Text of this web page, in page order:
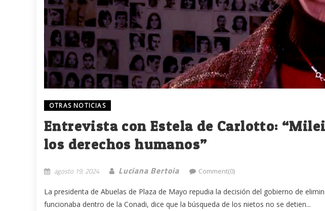
OTRAS NOTICIAS
Entrevista con Estela de Carlotto:
los derechos humanos”
agosto 19, 2024 Luciana Bertoia Comment(0)
La presidenta de Abuelas de Plaza de Mayo repudia la decisión del gobierno de
funcionaba dentro de la Conadi, dice que la búsqueda de los nietos no se detien...